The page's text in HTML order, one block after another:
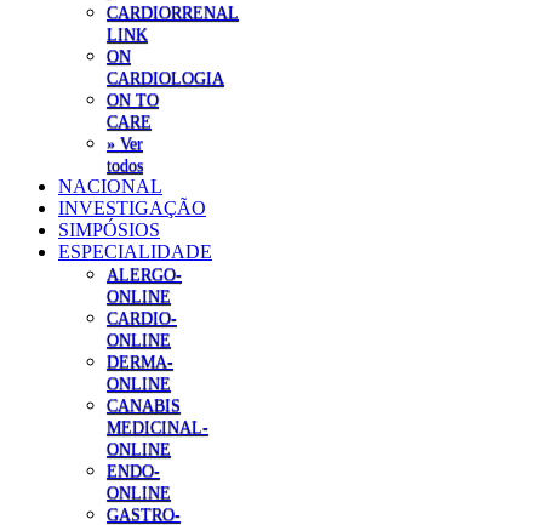
CARDIORRENAL
LINK
ON
CARDIOLOGIA
ON TO
CARE
» Ver
todos
NACIONAL
INVESTIGAÇÃO
SIMPÓSIOS
ESPECIALIDADE
ALERGO-
ONLINE
CARDIO-
ONLINE
DERMA-
ONLINE
CANABIS
MEDICINAL-
ONLINE
ENDO-
ONLINE
GASTRO-